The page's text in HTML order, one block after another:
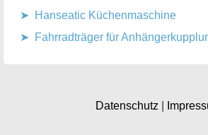
Hanseatic Küchenmaschine
Fahrradträger für
Datenschutz